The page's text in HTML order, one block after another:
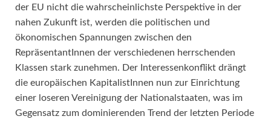
der EU nicht die wahrscheinlichste Perspektive in der
nahen Zukunft ist, werden die politischen und
ökonomischen Spannungen zwischen den
RepräsentantInnen der verschiedenen herrschenden
Klassen stark zunehmen. Der Interessenkonflikt drängt
die europäischen KapitalistInnen nun zur Einrichtung
einer loseren Vereinigung der Nationalstaaten, was im
Gegensatz zum dominierenden Trend der letzten Periode